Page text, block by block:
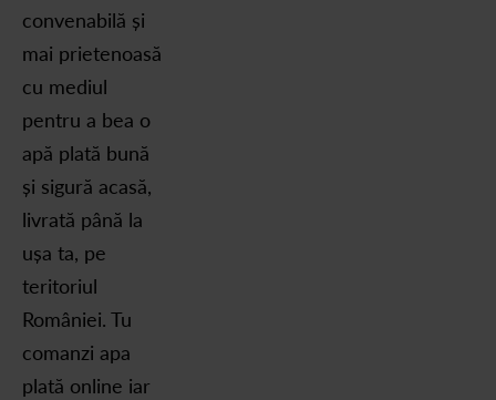
convenabilă și
mai prietenoasă
cu mediul
pentru a bea o
apă plată bună
și sigură acasă,
livrată până la
ușa ta, pe
teritoriul
României. Tu
comanzi apa
plată online iar